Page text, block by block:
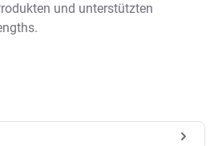
und unterstützten